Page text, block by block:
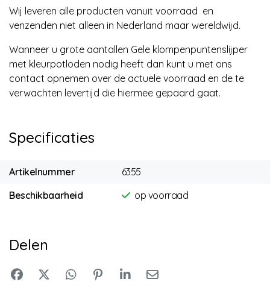
Wij leveren alle producten vanuit voorraad en
venzenden niet alleen in Nederland maar wereldwijd.
Wanneer u grote aantallen Gele klompenpuntenslijper
met kleurpotloden nodig heeft dan kunt u met ons
contact opnemen over de actuele voorraad en de te
verwachten levertijd die hiermee gepaard gaat.
Specificaties
Artikelnummer
6355
Beschikbaarheid
op voorraad
Delen